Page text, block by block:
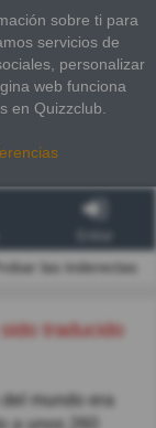
sobre ti para
servicios de
personalizar
web funciona
en Quizzclub.
las inderectas
mundo era
a unos 260